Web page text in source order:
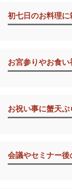
初七日のお料理に
お宮参りやお食い
お祝い事に蟹天ぷ
会議やセミナー後